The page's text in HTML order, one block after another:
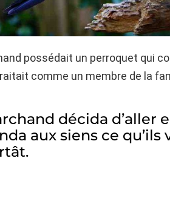
possédait un perroquet qui
comme un membre de la
décida d’aller
aux siens ce qu’ils